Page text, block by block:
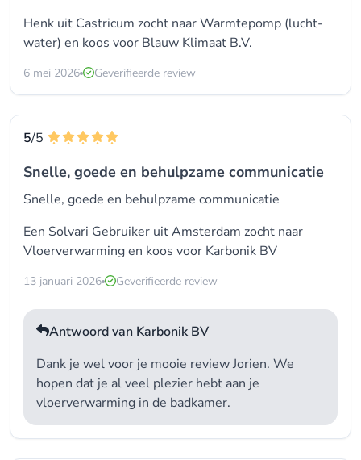
Henk uit Castricum zocht naar Warmtepomp (lucht-
water) en koos voor Blauw Klimaat B.V.
6 mei 2026 Geverifieerde review
5/5
Snelle, goede en behulpzame communicatie
Snelle, goede en behulpzame communicatie
Een Solvari Gebruiker uit Amsterdam zocht naar
Vloerverwarming en koos voor Karbonik BV
13 januari 2026 Geverifieerde review
Antwoord van Karbonik BV
Dank je wel voor je mooie review Jorien. We
hopen dat je al veel plezier hebt aan je
vloerverwarming in de badkamer.